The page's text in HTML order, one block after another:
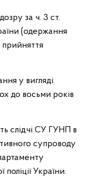
за ч. 3 ст.
(одержання
прийняття
у вигляді
до восьми років
слідчі СУ ГУНП в
супроводу
України.